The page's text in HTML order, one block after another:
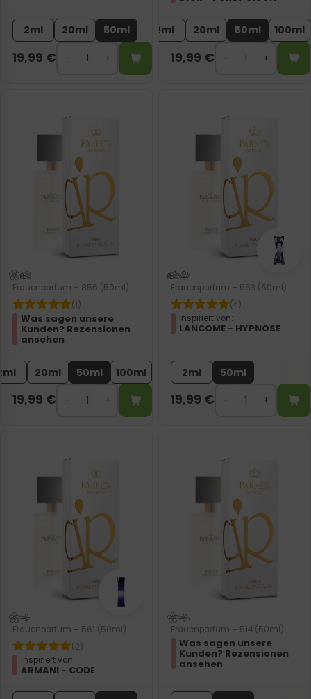
2ml 20ml 50ml
19,99 €
2ml 20ml 50ml 100ml
19,99 €
Frauenparfum – 856 (50ml)
(1)
Was sagen unsere
Kunden? Rezensionen
ansehen
20ml 50ml 100ml
19,99 €
Frauenparfum – 553 (50ml)
(4)
Inspiriert von:
LANCOME - HYPNOSE
2ml 50ml
19,99 €
Frauenparfum – 561 (50ml)
(2)
Inspiriert von:
ARMANI - CODE
Frauenparfum – 514 (50ml)
Was sagen unsere
Kunden? Rezensionen
ansehen